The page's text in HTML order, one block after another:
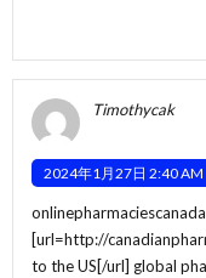
Timothycak
2024年1月27日 2:40 AM
[url=http://
to the US[/url] global